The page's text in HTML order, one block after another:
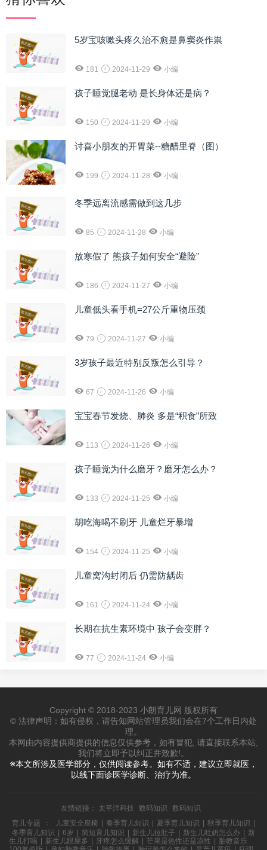
5岁宝咳嗽头疼久治不愈是鼻窦炎作祟
181 2024-11-29 小编
孩子睡觉腿老动 是长身体还是病？
150 2024-11-29 小编
讨喜小朋友的开胃菜--糖醋里脊（图）
199 2024-11-28 小编
冬季远离流感需做到这几步
85 2024-11-28 小编
放寒假了 熊孩子如何安全“避险”
186 2024-11-27 小编
儿童低头看手机=27公斤重物压颈
79 2024-11-27 小编
3岁孩子最近特别反叛怎么引导？
67 2024-11-26 小编
宝宝春节发烧、肺炎 多是“积食”所致
113 2024-11-26 小编
孩子睡觉为什么磨牙？磨牙怎么办？
133 2024-11-25 小编
胡吃海喝不刷牙 儿童烂牙暴增
154 2024-11-25 小编
儿童窝沟封闭后 仍需防龋齿
161 2024-11-24 小编
长期在抗生素环境中 孩子会变胖？
77 2024-11-24 小编
Copyright © 2018-2023 小朗育儿网 版权所有
© 法律声明：如有侵权，请告知网站管理员我们会在7个工作日内处
理。
本网由内容提供商提供的信息仅供参考，如有冒犯, 请直接联系本站,
我们将立即予以纠正并致歉!。
※本文所涉及医学部分，仅供阅读参考。如有不适，建议立即就医，
以线下面诊医学诊断、治疗为准。
友情链接： 太平洋科技 数码知识
数码知识
育儿专题
： 儿童安全座椅 | 春季育儿知识 | 夏季育儿知识 | 秋季育儿知识 |
冬季育儿知识 | 6岁 | 简短育儿知识 | 新生儿拉肚子 | 新生儿吐奶怎么办 | 新
生儿打嗝 | 新生儿眼屎多 | 牙疼怎么缓解 | 芒果是热性还是凉性 | 胎教音乐